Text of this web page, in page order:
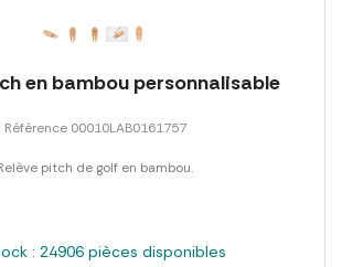
en bambou personnalisable
Référence 00010LAB0161757
pitch de golf en bambou.
: 24906 pièces disponibles